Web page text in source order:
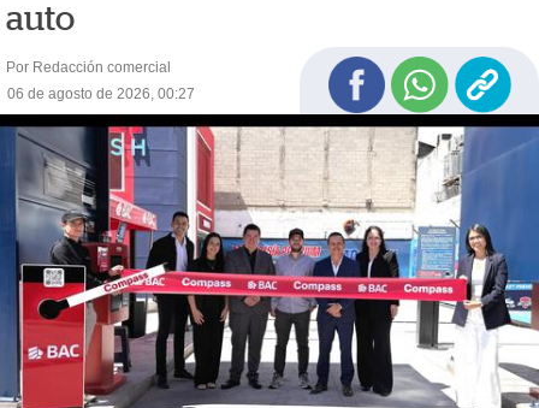
auto
Por Redacción comercial
06 de agosto de 2026, 00:27